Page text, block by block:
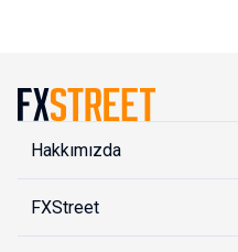
Hakkımızda
FXStreet